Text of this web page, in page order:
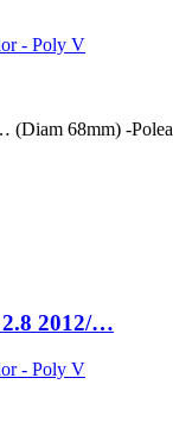
- Poly V
(Diam 68mm) -Polea
2012/…
- Poly V